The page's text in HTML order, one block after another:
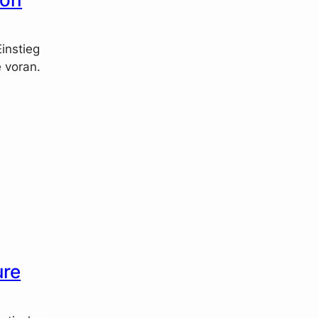
voran.